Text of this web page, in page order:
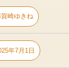
崎ゆきね
年7月1日